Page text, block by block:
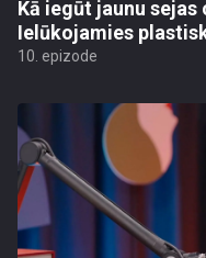
Kā iegūt jaunu sejas
Ielūkojamies
10. epizode